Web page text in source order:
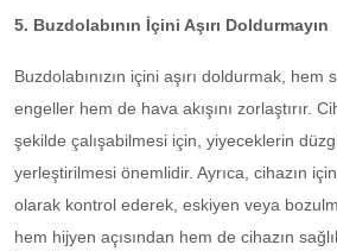
5. Buzdolabının İçini Aşırı Doldurmayın
Buzdolabınızın içini aşırı doldurmak,
engeller hem de hava akışını zorlaştırır.
şekilde çalışabilmesi için, yiyeceklerin
yerleştirilmesi önemlidir. Ayrıca, cihazın
olarak kontrol ederek, eskiyen veya
hem hijyen açısından hem de cihazın